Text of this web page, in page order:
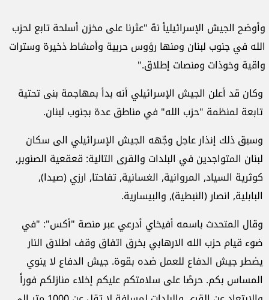
وأوضح الجيش الإسرائيليأ نهّ "عثرنا على مخزن أسلحة تابع لحزب
الله في جنوب لبنان ومنها رؤوس حربية وأمشاط ذخيرة وسترات
واقية وخوذات ومنصات إطلاق."
وكان قد أعلن الجيش الإسرائيلي أنه بدأ بمهاجمة بنى تحتية
تابعة لمنظمة "حزب الله" في مناطق عدة بجنوب لبنان.
وسبق ذلك إنذار عاجل وجّهه الجيش الإسرائيلي الى سكان
لبنان المتواجدين في البلدات والقرى التالية: قعقعية الصنوبر,
كوثرية السياد, المروانية, الغسانية, تفاحتا, ارزي (صيدا),
البابلية, انصار (النبطية), والبيسارية.
وقال المتحدث باسمه أفيخاي أدرعي عبر منصة "أكس": "في
ضوء قيام حزب الله الارهابي بخرق اتفاق وقف اطلاق النار
يضطر جيش الدفاع للعمل ضده بقوة. جيش الدفاع لا ينوي
المساس بكم. حرصًا على سلامتكم عليكم إخلاء منازلكم فوراً